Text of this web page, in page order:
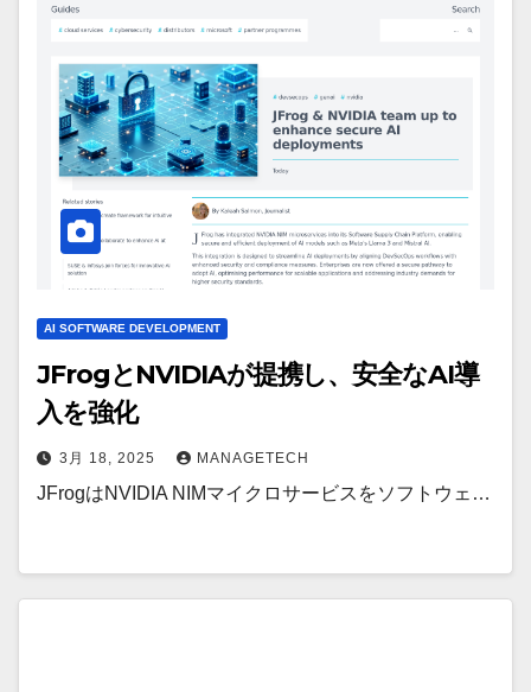
AI SOFTWARE DEVELOPMENT
JFrogとNVIDIAが提携し、安全なAI導
入を強化
3月 18, 2025 MANAGETECH
JFrogはNVIDIA NIMマイクロサービスをソフトウェ…